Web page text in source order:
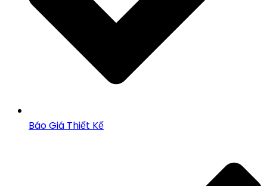
Báo Giá Thiết Kế